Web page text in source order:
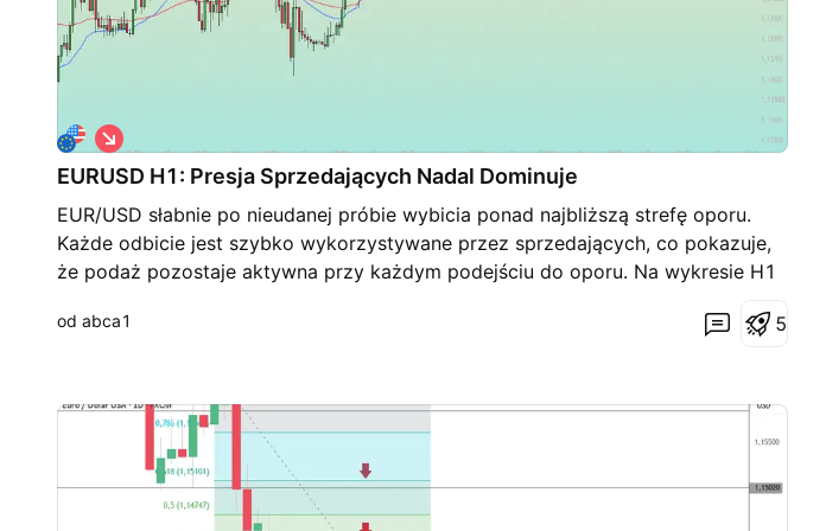
EURUSD H1: Presja Sprzedających Nadal Dominuje
EUR/USD słabnie po nieudanej próbie wybicia ponad najbliższą strefę oporu.
Każde odbicie jest szybko wykorzystywane przez sprzedających, co pokazuje,
że podaż pozostaje aktywna przy każdym podejściu do oporu. Na wykresie H1
ten poziom zostanie przełamany, spadek może zostać przedłużony w kierunku
podejmować decyzje inwestycyjne na podstawie własnej analizy. Powodzenia w
S
h
o
t
od abca1 5